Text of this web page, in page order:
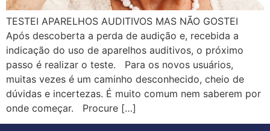
TESTEI APARELHOS AUDITIVOS MAS NÃO GOSTEI
Após descoberta a perda de audição e, recebida a
indicação do uso de aparelhos auditivos, o próximo
passo é realizar o teste. Para os novos usuários,
muitas vezes é um caminho desconhecido, cheio de
dúvidas e incertezas. É muito comum nem saberem por
onde começar. Procure […]